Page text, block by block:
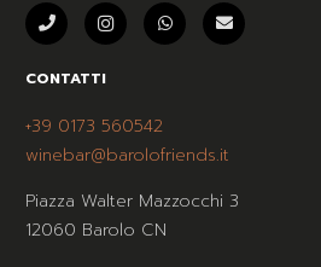
CONTATTI
+39 0173 560542
winebar@barolofriends.it
Piazza Walter Mazzocchi 3
12060 Barolo CN